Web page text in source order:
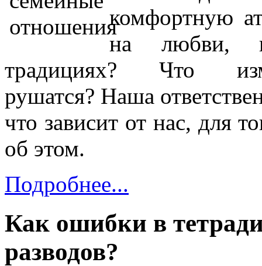
комфортную
на любви,
традициях? Что
рушатся? Наша
что зависит от нас, для
об этом.
Подробнее...
Как ошибки в
разводов?